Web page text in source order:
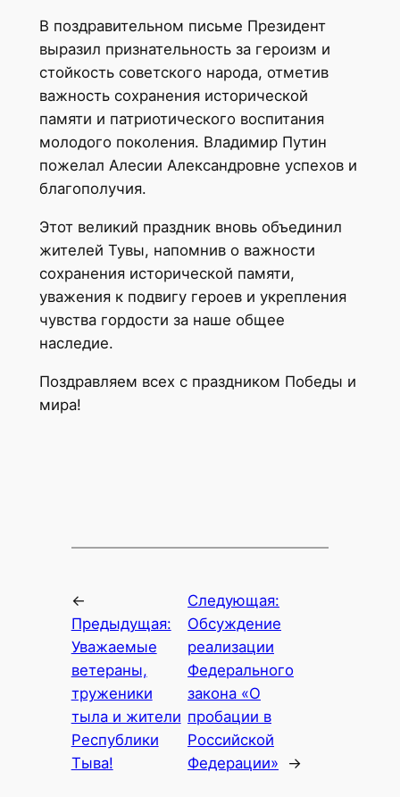
В поздравительном письме Президент
выразил признательность за героизм и
стойкость советского народа, отметив
важность сохранения исторической
памяти и патриотического воспитания
молодого поколения. Владимир Путин
пожелал Алесии Александровне успехов и
благополучия.
Этот великий праздник вновь объединил
жителей Тувы, напомнив о важности
сохранения исторической памяти,
уважения к подвигу героев и укрепления
чувства гордости за наше общее
наследие.
Поздравляем всех с праздником Победы и
мира!
←
Предыдущая:
Уважаемые
ветераны,
труженики
тыла и жители
Республики
Тыва!
Следующая:
Обсуждение
реализации
Федерального
закона «О
пробации в
Российской
Федерации»
→